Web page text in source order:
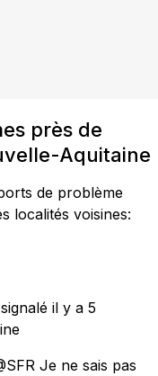
près de
Aquitaine
de problème
localités voisines:
il y a 5
Je ne sais pas